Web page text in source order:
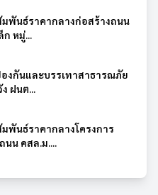
พันธ์ราคากลางก่อสร้างถนน
ก หมู่...
งกันและบรรเทาสาธารณภัย
ง ฝนต...
พันธ์ราคากลางโครงการ
นน คสล.ม....